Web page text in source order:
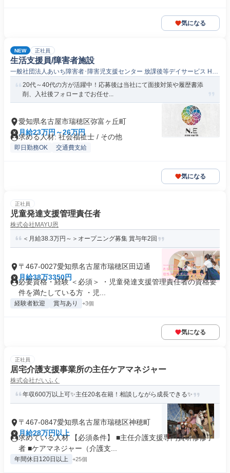
気になる
NEW 正社員
生活支援員/障害者施設
一般社団法人あいち障害者･障害児支援センター 放課後等デイサービス Hutt
20代～40代の方が活躍中！応募後は当社にて面接対策や履歴書添
削、入社後フォローまでお任せ...
愛知県名古屋市瑞穂区弥富ヶ丘町
月給23万円～26万円
求める人材: 社会福祉士 / その他
即日勤務OK 交通費支給
気になる
正社員
児童発達支援管理責任者
株式会社MAYU恩
＜月給38.3万円～＞オープニング募集 賞与年2回
〒467-0027愛知県名古屋市瑞穂区田辺通
月給38万3350円
必要資格・経験 ＜必須＞ ・児童発達支援管理責任者の資格要
件を満たしている方 ・児...
経験者歓迎 賞与あり +3個
気になる
正社員
居宅介護支援事業所の主任ケアマネジャー
株式会社だいふく
年収600万以上可✨主任20名在籍！相談しながら成長できる✨
〒467-0847愛知県名古屋市瑞穂区神穂町
月給28万円以上
求めている人材 【必須条件】 ■主任介護支援専門員研修修了
者 ■ケアマネジャー（介護支...
年間休日120日以上 +25個